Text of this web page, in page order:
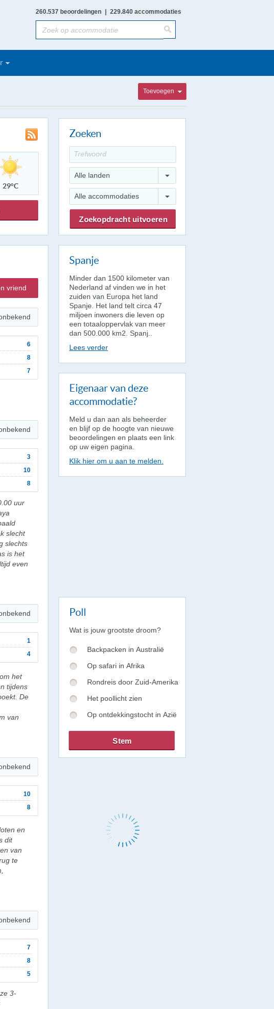
260.537 beoordelingen 229.840 accommodaties
Toevoegen
29°C
vriend
6
8
7
3
10
8
uur
slecht
slechts
is het
even
1
4
het
tijdens
De
van
10
8
en
dit
van
te
7
8
5
3-
Zoeken
Alle landen
Alle accommodaties
Spanje
Minder dan 1500 kilometer van
Nederland af vinden we in het
zuiden van Europa het land
Spanje. Het land telt circa 47
miljoen inwoners die leven op
een totaaloppervlak van meer
dan 500.000 km2. Spanj..
Lees verder
Eigenaar van deze
accommodatie?
Meld u dan aan als beheerder
en blijf op de hoogte van nieuwe
beoordelingen en plaats een link
op uw eigen pagina.
Klik hier om u aan te melden.
Poll
Wat is jouw grootste droom?
Backpacken in Australië
Op safari in Afrika
Rondreis door Zuid-Amerika
Het poollicht zien
Op ontdekkingstocht in Azië